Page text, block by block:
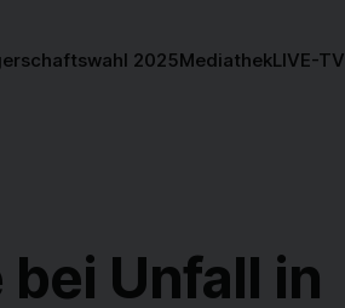
2025MediathekLIVE-TV
Unfall in